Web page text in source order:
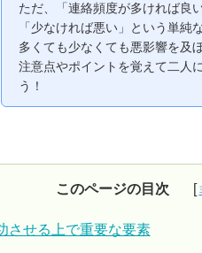
ただ、「連絡頻度が多ければ良
「少なければ悪い」という単純
多くても少なくても悪影響を及
注意点やポイントを覚えて二人
う！
このページの目次
させる上で重要な要素